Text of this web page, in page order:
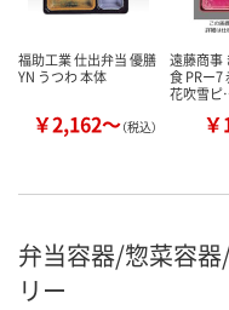
福助工業 仕出弁当 優膳
YN うつわ 本体
￥2,162～（税込）
遠藤商事
食 PRー7
花吹雪
弁当容器/惣菜容
リー